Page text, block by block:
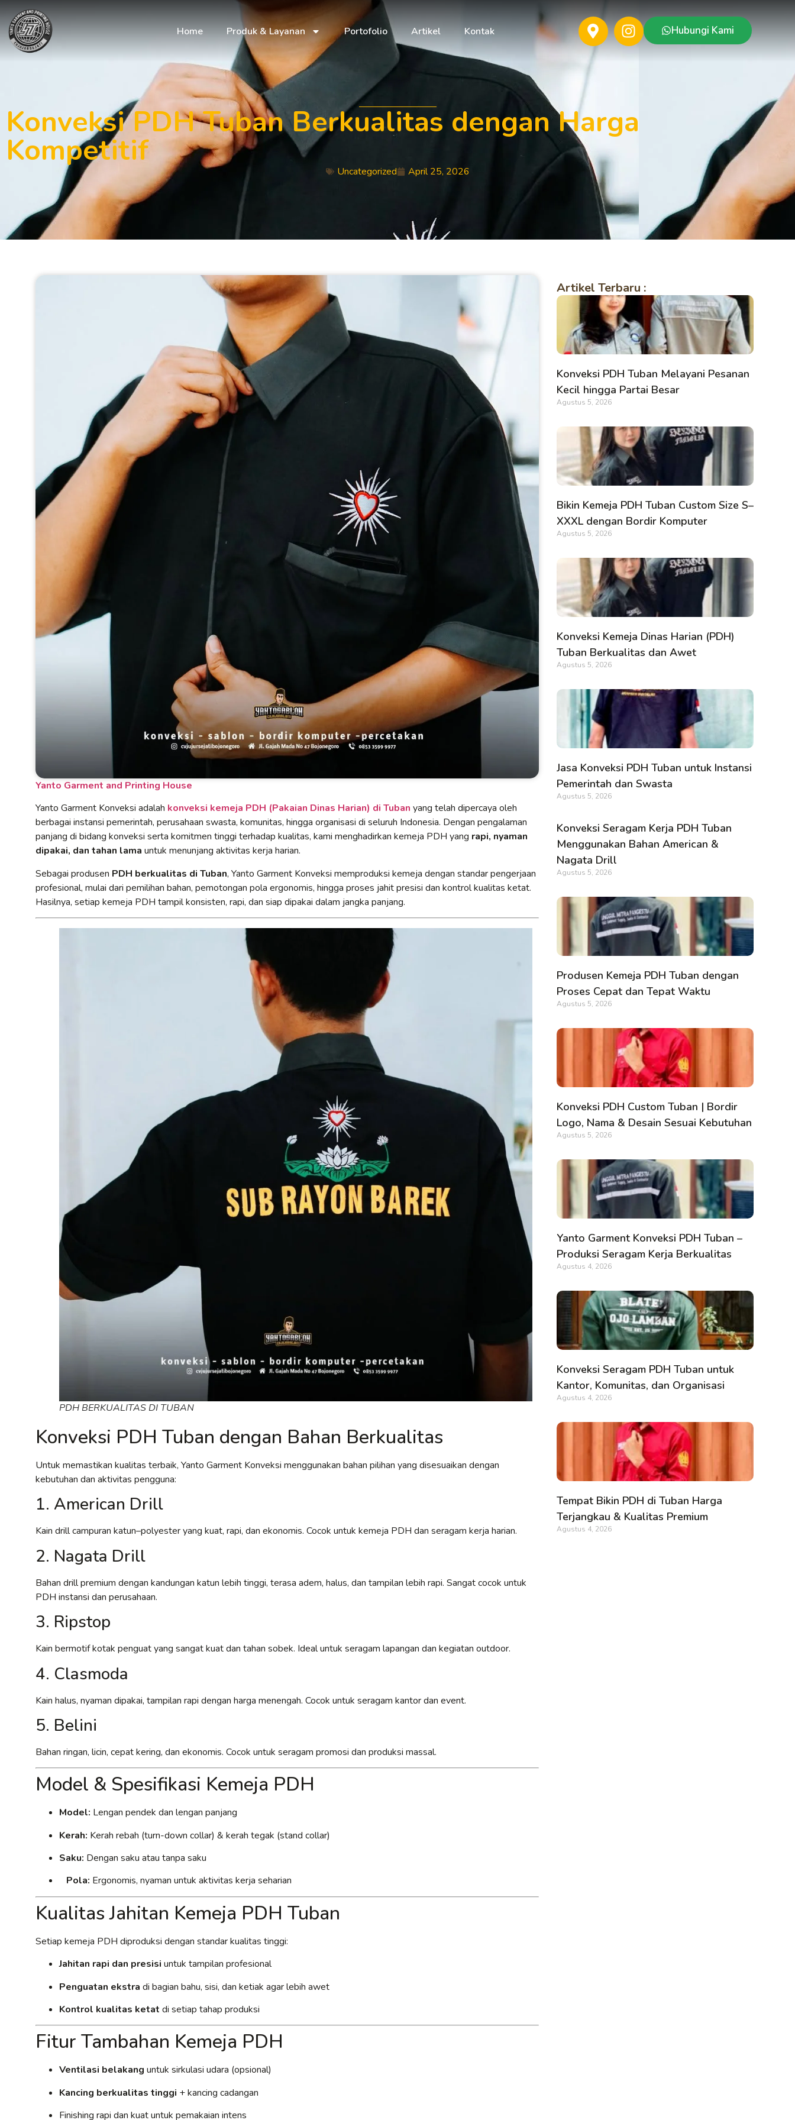
Home Produk & Layanan Portofolio Artikel Kontak Hubungi Kami
Konveksi PDH Tuban Berkualitas dengan Harga
Kompetitif
Uncategorized April 25, 2026
Yanto Garment and Printing House
Yanto Garment Konveksi adalah konveksi kemeja PDH (Pakaian Dinas Harian) di Tuban yang telah dipercaya oleh
berbagai instansi pemerintah, perusahaan swasta, komunitas, hingga organisasi di seluruh Indonesia. Dengan pengalaman
panjang di bidang konveksi serta komitmen tinggi terhadap kualitas, kami menghadirkan kemeja PDH yang rapi, nyaman
dipakai, dan tahan lama untuk menunjang aktivitas kerja harian.
Sebagai produsen PDH berkualitas di Tuban, Yanto Garment Konveksi memproduksi kemeja dengan standar pengerjaan
profesional, mulai dari pemilihan bahan, pemotongan pola ergonomis, hingga proses jahit presisi dan kontrol kualitas ketat.
Hasilnya, setiap kemeja PDH tampil konsisten, rapi, dan siap dipakai dalam jangka panjang.
PDH BERKUALITAS DI TUBAN
Konveksi PDH Tuban dengan Bahan Berkualitas
Untuk memastikan kualitas terbaik, Yanto Garment Konveksi menggunakan bahan pilihan yang disesuaikan dengan
kebutuhan dan aktivitas pengguna:
1. American Drill
Kain drill campuran katun–polyester yang kuat, rapi, dan ekonomis. Cocok untuk kemeja PDH dan seragam kerja harian.
2. Nagata Drill
Bahan drill premium dengan kandungan katun lebih tinggi, terasa adem, halus, dan tampilan lebih rapi. Sangat cocok untuk
PDH instansi dan perusahaan.
3. Ripstop
Kain bermotif kotak penguat yang sangat kuat dan tahan sobek. Ideal untuk seragam lapangan dan kegiatan outdoor.
4. Clasmoda
Kain halus, nyaman dipakai, tampilan rapi dengan harga menengah. Cocok untuk seragam kantor dan event.
5. Belini
Bahan ringan, licin, cepat kering, dan ekonomis. Cocok untuk seragam promosi dan produksi massal.
Model & Spesifikasi Kemeja PDH
Model: Lengan pendek dan lengan panjang
Kerah: Kerah rebah (turn-down collar) & kerah tegak (stand collar)
Saku: Dengan saku atau tanpa saku
Pola: Ergonomis, nyaman untuk aktivitas kerja seharian
Kualitas Jahitan Kemeja PDH Tuban
Setiap kemeja PDH diproduksi dengan standar kualitas tinggi:
Jahitan rapi dan presisi untuk tampilan profesional
Penguatan ekstra di bagian bahu, sisi, dan ketiak agar lebih awet
Kontrol kualitas ketat di setiap tahap produksi
Fitur Tambahan Kemeja PDH
Ventilasi belakang untuk sirkulasi udara (opsional)
Kancing berkualitas tinggi + kancing cadangan
Finishing rapi dan kuat untuk pemakaian intens
Artikel Terbaru :
Konveksi PDH Tuban Melayani Pesanan
Kecil hingga Partai Besar
Agustus 5, 2026
Bikin Kemeja PDH Tuban Custom Size S–
XXXL dengan Bordir Komputer
Agustus 5, 2026
Konveksi Kemeja Dinas Harian (PDH)
Tuban Berkualitas dan Awet
Agustus 5, 2026
Jasa Konveksi PDH Tuban untuk Instansi
Pemerintah dan Swasta
Agustus 5, 2026
Konveksi Seragam Kerja PDH Tuban
Menggunakan Bahan American &
Nagata Drill
Agustus 5, 2026
Produsen Kemeja PDH Tuban dengan
Proses Cepat dan Tepat Waktu
Agustus 5, 2026
Konveksi PDH Custom Tuban | Bordir
Logo, Nama & Desain Sesuai Kebutuhan
Agustus 5, 2026
Yanto Garment Konveksi PDH Tuban –
Produksi Seragam Kerja Berkualitas
Agustus 4, 2026
Konveksi Seragam PDH Tuban untuk
Kantor, Komunitas, dan Organisasi
Agustus 4, 2026
Tempat Bikin PDH di Tuban Harga
Terjangkau & Kualitas Premium
Agustus 4, 2026